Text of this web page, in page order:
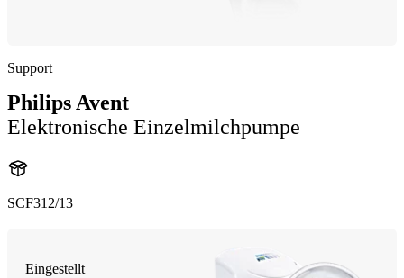
Support
Philips Avent
Elektronische Einzelmilchpumpe
SCF312/13
Eingestellt